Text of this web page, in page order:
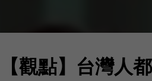
【觀點】台灣